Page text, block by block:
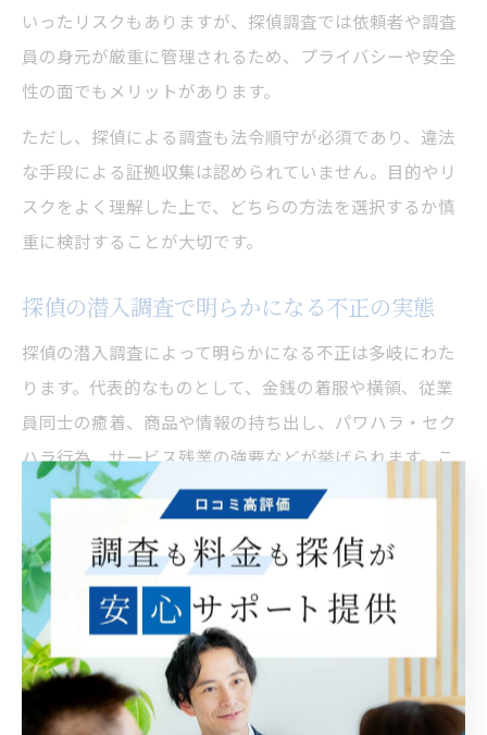
いったリスクもありますが、探偵調査では依頼者や調査
員の身元が厳重に管理されるため、プライバシーや安全
性の面でもメリットがあります。
ただし、探偵による調査も法令順守が必須であり、違法
な手段による証拠収集は認められていません。目的やリ
スクをよく理解した上で、どちらの方法を選択するか慎
重に検討することが大切です。
探偵の潜入調査で明らかになる不正の実態
探偵の潜入調査によって明らかになる不正は多岐にわた
ります。代表的なものとして、金銭の着服や横領、従業
員同士の癒着、商品や情報の持ち出し、パワハラ・セク
ハラ行為、サービス残業の強要などが挙げられます。こ
れらは外部からは把握しにくく、証拠が残りづらいのが
特徴です。
実際の調査事例では、レジの売上金を不正に抜き取る行
為や、社内ネットワークを使った機密情報の漏洩、上司
による不当な指示や威圧的な発言の現場を録音・撮影す
るケースが多く報告されています。これらの証拠は、企
業のコンプライアンス向上や法的対応に役立てられてい